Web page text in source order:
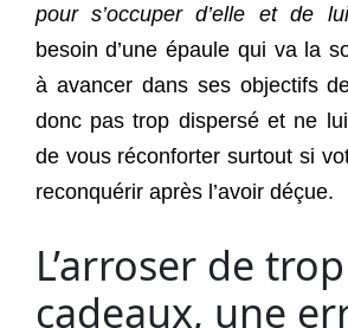
pour s’occuper d’elle et de
besoin d’une épaule qui va la
à avancer dans ses objectifs
donc pas trop dispersé et ne
de vous réconforter surtout si
reconquérir après l’avoir déçue.
L’arroser de
cadeaux, une